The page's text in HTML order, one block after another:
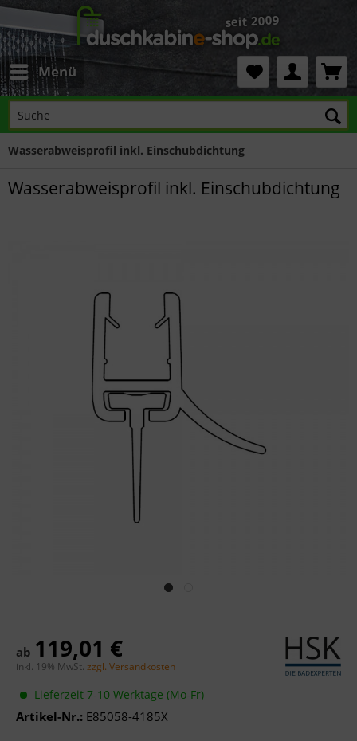
Menü
Wasserabweisprofil inkl. Einschubdichtung
Wasserabweisprofil inkl. Einschubdichtung
ab 119,01 €
inkl. 19% MwSt. zzgl. Versandkosten
Lieferzeit 7-10 Werktage (Mo-Fr)
Artikel-Nr.: E85058-4185X